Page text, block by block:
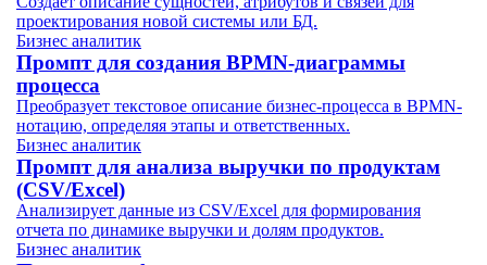
проектирования новой системы или БД.
Бизнес аналитик
Промпт для создания BPMN-диаграммы
процесса
Преобразует текстовое описание бизнес-процесса в BPMN-
нотацию, определяя этапы и ответственных.
Бизнес аналитик
Промпт для анализа выручки по продуктам
(CSV/Excel)
Анализирует данные из CSV/Excel для формирования
отчета по динамике выручки и долям продуктов.
Бизнес аналитик